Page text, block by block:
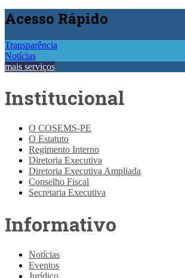
Acesso Rápido
Transparência
Notícias
mais serviços
Institucional
O COSEMS-PE
O Estatuto
Regimento Interno
Diretoria Executiva
Diretoria Executiva Ampliada
Conselho Fiscal
Secretaria Executiva
Informativo
Notícias
Eventos